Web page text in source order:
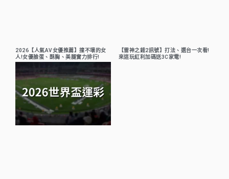
2026【人氣AV女優推薦】撞不壞的女
人!女優臉蛋、酥胸、美腿實力排行!
【雷神之錘2訊號】打法、選台一次看!
來這玩紅利加碼送3C家電!